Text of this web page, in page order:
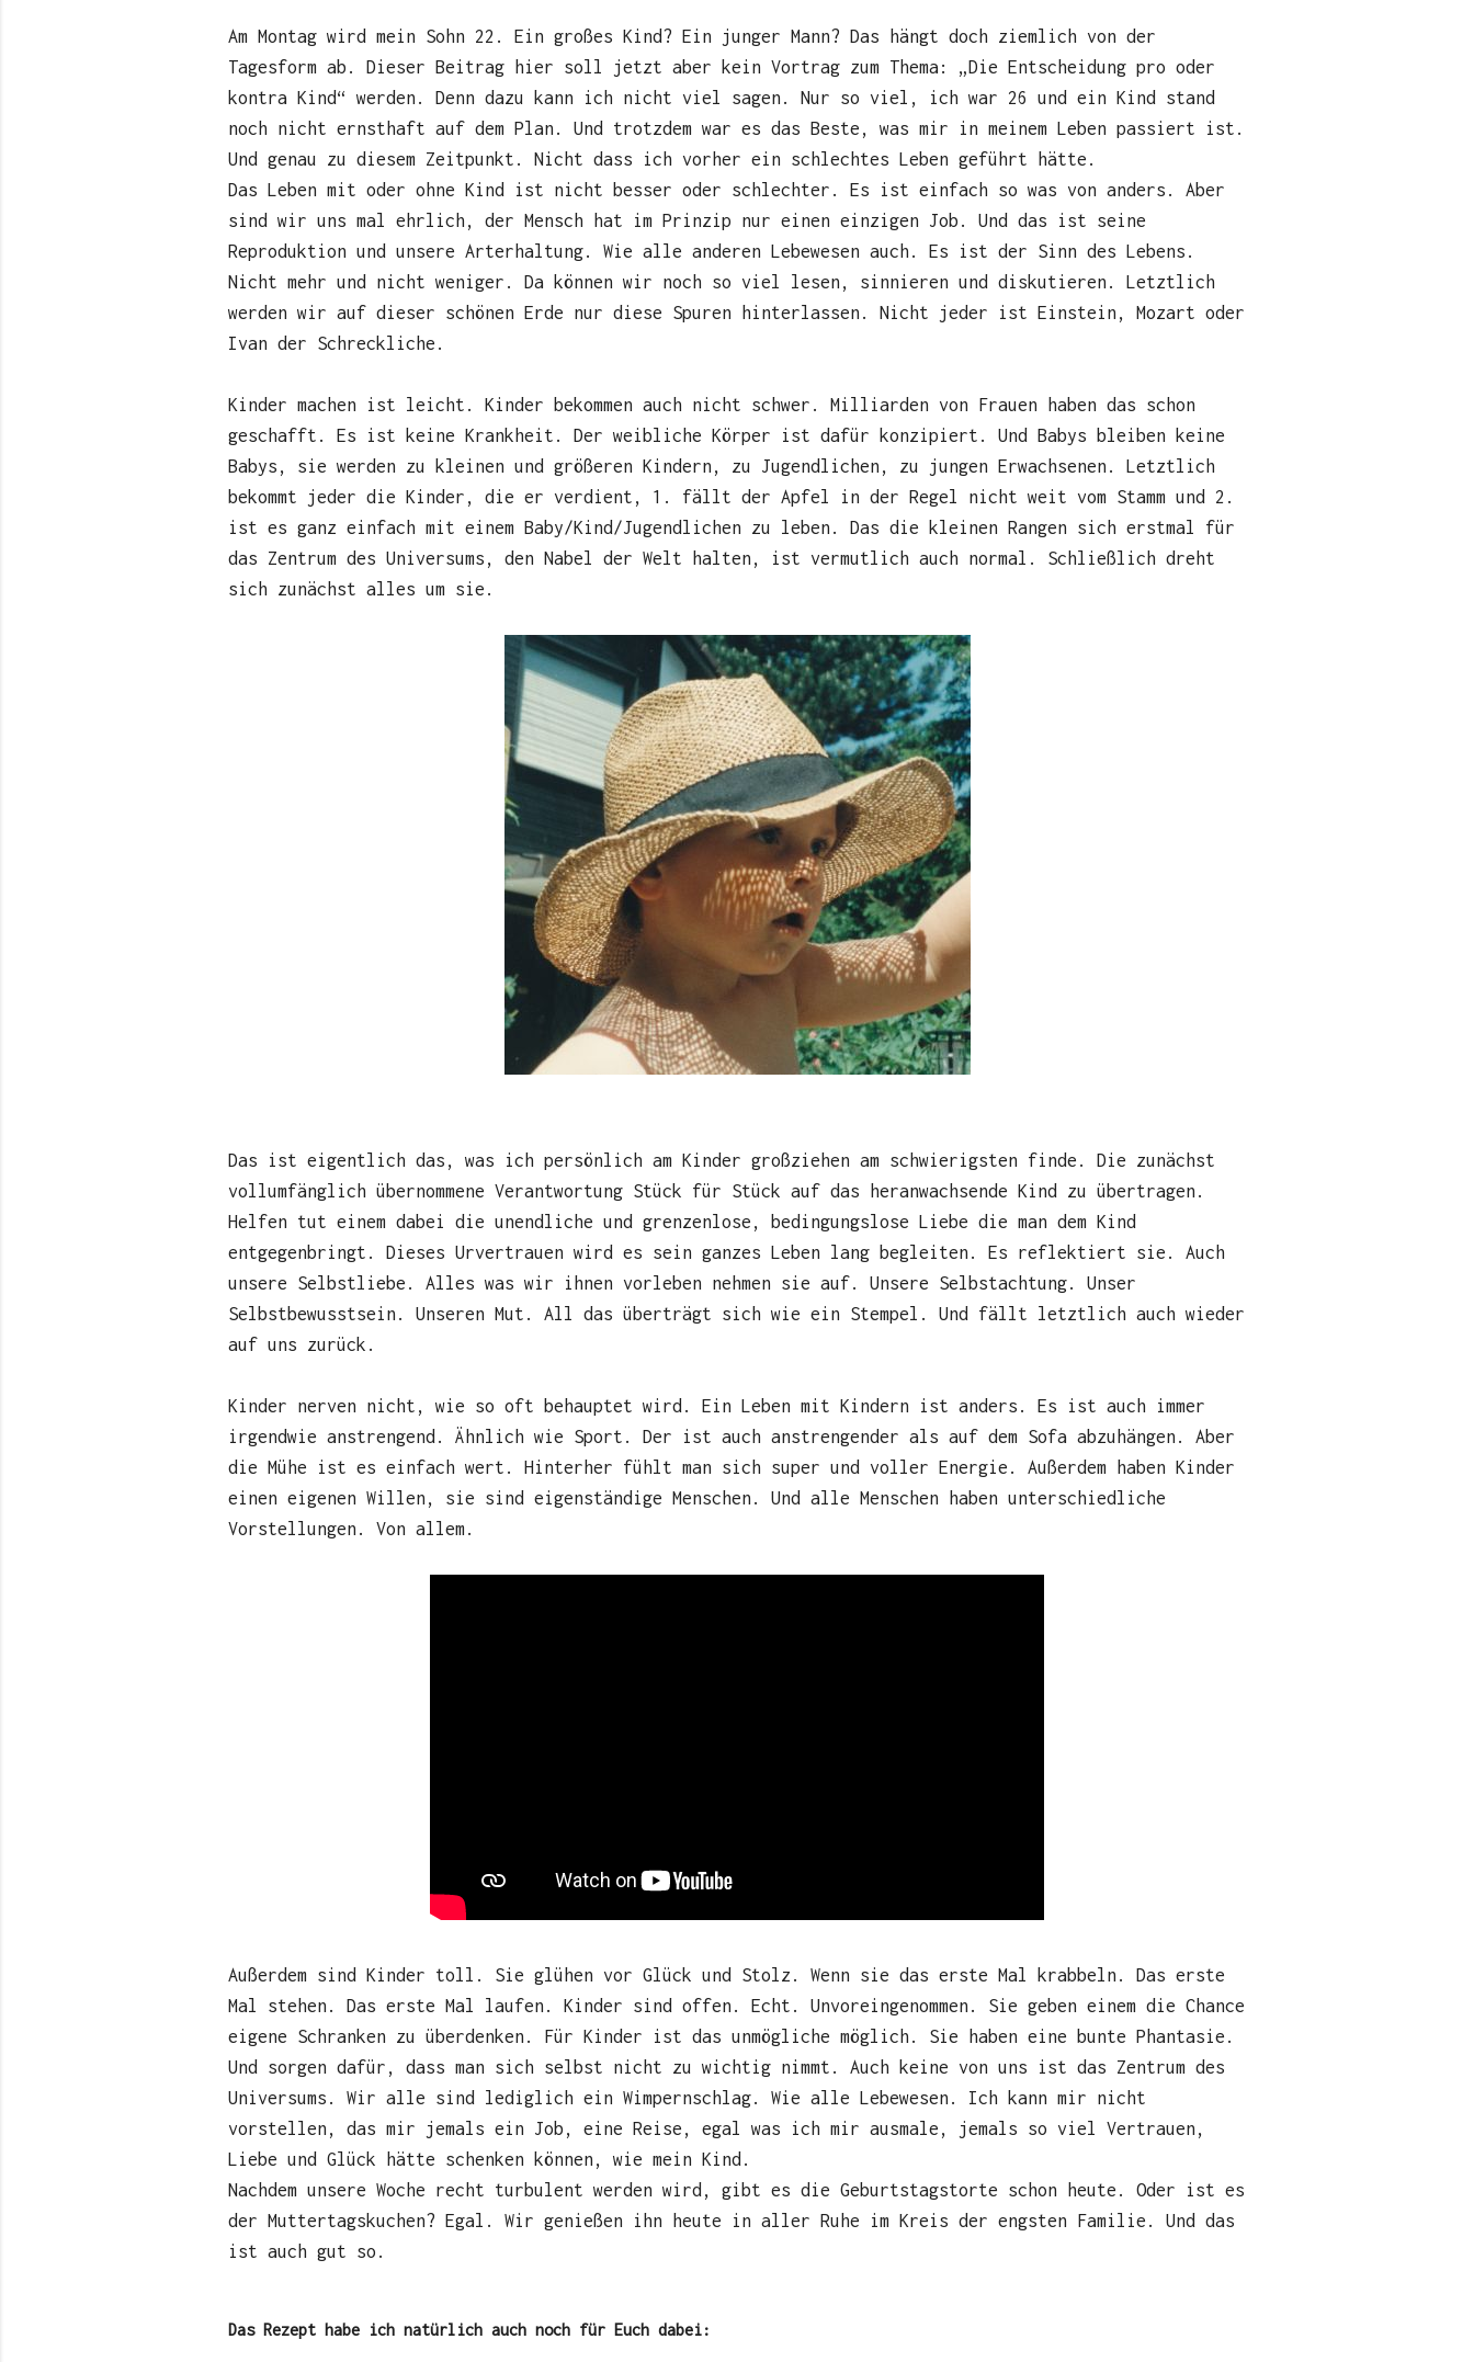
Am Montag wird mein Sohn 22. Ein großes Kind? Ein junger Mann? Das hängt doch ziemlich von der
Tagesform ab. Dieser Beitrag hier soll jetzt aber kein Vortrag zum Thema: „Die Entscheidung pro oder
kontra Kind“ werden. Denn dazu kann ich nicht viel sagen. Nur so viel, ich war 26 und ein Kind stand
noch nicht ernsthaft auf dem Plan. Und trotzdem war es das Beste, was mir in meinem Leben passiert ist.
Und genau zu diesem Zeitpunkt. Nicht dass ich vorher ein schlechtes Leben geführt hätte.
Das Leben mit oder ohne Kind ist nicht besser oder schlechter. Es ist einfach so was von anders. Aber
sind wir uns mal ehrlich, der Mensch hat im Prinzip nur einen einzigen Job. Und das ist seine
Reproduktion und unsere Arterhaltung. Wie alle anderen Lebewesen auch. Es ist der Sinn des Lebens.
Nicht mehr und nicht weniger. Da können wir noch so viel lesen, sinnieren und diskutieren. Letztlich
werden wir auf dieser schönen Erde nur diese Spuren hinterlassen. Nicht jeder ist Einstein, Mozart oder
Ivan der Schreckliche.
Kinder machen ist leicht. Kinder bekommen auch nicht schwer. Milliarden von Frauen haben das schon
geschafft. Es ist keine Krankheit. Der weibliche Körper ist dafür konzipiert. Und Babys bleiben keine
Babys, sie werden zu kleinen und größeren Kindern, zu Jugendlichen, zu jungen Erwachsenen. Letztlich
bekommt jeder die Kinder, die er verdient, 1. fällt der Apfel in der Regel nicht weit vom Stamm und 2.
ist es ganz einfach mit einem Baby/Kind/Jugendlichen zu leben. Das die kleinen Rangen sich erstmal für
das Zentrum des Universums, den Nabel der Welt halten, ist vermutlich auch normal. Schließlich dreht
sich zunächst alles um sie.
Das ist eigentlich das, was ich persönlich am Kinder großziehen am schwierigsten finde. Die zunächst
vollumfänglich übernommene Verantwortung Stück für Stück auf das heranwachsende Kind zu übertragen.
Helfen tut einem dabei die unendliche und grenzenlose, bedingungslose Liebe die man dem Kind
entgegenbringt. Dieses Urvertrauen wird es sein ganzes Leben lang begleiten. Es reflektiert sie. Auch
unsere Selbstliebe. Alles was wir ihnen vorleben nehmen sie auf. Unsere Selbstachtung. Unser
Selbstbewusstsein. Unseren Mut. All das überträgt sich wie ein Stempel. Und fällt letztlich auch wieder
auf uns zurück.
Kinder nerven nicht, wie so oft behauptet wird. Ein Leben mit Kindern ist anders. Es ist auch immer
irgendwie anstrengend. Ähnlich wie Sport. Der ist auch anstrengender als auf dem Sofa abzuhängen. Aber
die Mühe ist es einfach wert. Hinterher fühlt man sich super und voller Energie. Außerdem haben Kinder
einen eigenen Willen, sie sind eigenständige Menschen. Und alle Menschen haben unterschiedliche
Vorstellungen. Von allem.
Außerdem sind Kinder toll. Sie glühen vor Glück und Stolz. Wenn sie das erste Mal krabbeln. Das erste
Mal stehen. Das erste Mal laufen. Kinder sind offen. Echt. Unvoreingenommen. Sie geben einem die Chance
eigene Schranken zu überdenken. Für Kinder ist das unmögliche möglich. Sie haben eine bunte Phantasie.
Und sorgen dafür, dass man sich selbst nicht zu wichtig nimmt. Auch keine von uns ist das Zentrum des
Universums. Wir alle sind lediglich ein Wimpernschlag. Wie alle Lebewesen. Ich kann mir nicht
vorstellen, das mir jemals ein Job, eine Reise, egal was ich mir ausmale, jemals so viel Vertrauen,
Liebe und Glück hätte schenken können, wie mein Kind.
Nachdem unsere Woche recht turbulent werden wird, gibt es die Geburtstagstorte schon heute. Oder ist es
der Muttertagskuchen? Egal. Wir genießen ihn heute in aller Ruhe im Kreis der engsten Familie. Und das
ist auch gut so.
Das Rezept habe ich natürlich auch noch für Euch dabei: